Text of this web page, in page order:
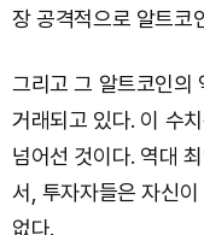
장 공격적으로 알트코
그리고 그 알트코인의
거래되고 있다. 이 수
넘어선 것이다. 역대
서, 투자자들은 자신
없다.